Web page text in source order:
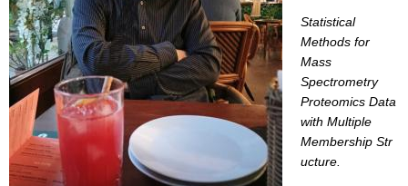
Statistical
Methods for
Mass
Spectrometry
Proteomics Data
with Multiple
Membership Str
ucture.